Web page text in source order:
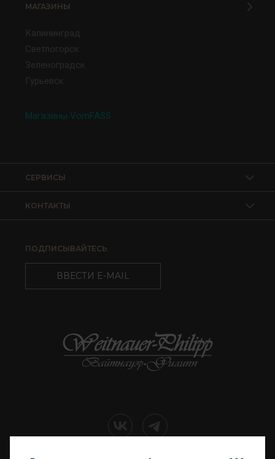
МАГАЗИНЫ
Калининград
Светлогорск
Зеленоградск
Гурьевск
Магазины VomFASS
КОНТАКТЫ
СЕРВИСЫ
ПОДПИСЫВАЙТЕСЬ
ВВЕСТИ E-MAIL